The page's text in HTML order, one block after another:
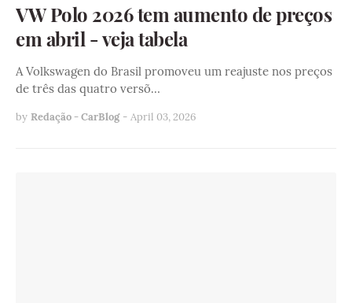
VW Polo 2026 tem aumento de preços
em abril - veja tabela
A Volkswagen do Brasil promoveu um reajuste nos preços
de três das quatro versõ…
by Redação - CarBlog - April 03, 2026